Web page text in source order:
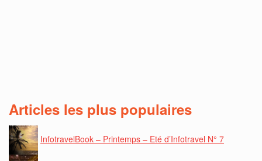
Articles les plus populaires
InfotravelBook – Printemps – Eté d’Infotravel N° 7